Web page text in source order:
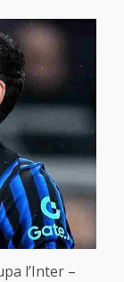
l’Inter –